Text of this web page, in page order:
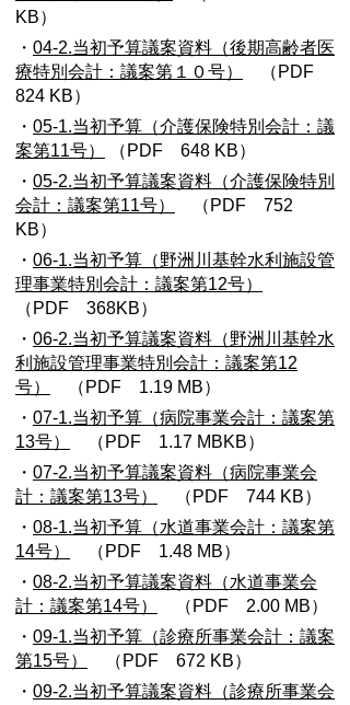
KB）
・ 04-2.当初予算議案資料（後期高齢者医
療特別会計：議案第１０号）
（PDF
824 KB）
・ 05-1.当初予算（介護保険特別会計：議
案第11号）
（PDF 648 KB）
・ 05-2.当初予算議案資料（介護保険特別
会計：議案第11号）
（PDF 752
KB）
・ 06-1.当初予算（野洲川基幹水利施設管
理事業特別会計：議案第12号）
（PDF 368KB）
・ 06-2.当初予算議案資料（野洲川基幹水
利施設管理事業特別会計：議案第12
号）
（PDF 1.19 MB）
・ 07-1.当初予算（病院事業会計：議案第
13号）
（PDF 1.17 MBKB）
・ 07-2.当初予算議案資料（病院事業会
計：議案第13号）
（PDF 744 KB）
・ 08-1.当初予算（水道事業会計：議案第
14号）
（PDF 1.48 MB）
・ 08-2.当初予算議案資料（水道事業会
計：議案第14号）
（PDF 2.00 MB）
・ 09-1.当初予算（診療所事業会計：議案
第15号）
（PDF 672 KB）
・ 09-2.当初予算議案資料（診療所事業会